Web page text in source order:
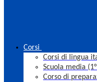
Corsi
Corsi di lingua
Scuola media
Corso di